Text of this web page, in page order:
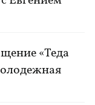
«Теда